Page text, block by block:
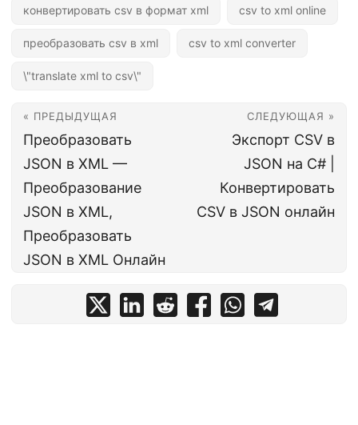
конвертировать csv в формат xml csv to xml online
преобразовать csv в xml csv to xml converter
\"translate xml to csv\"
« ПРЕДЫДУЩАЯ
Преобразовать
JSON в XML —
Преобразование
JSON в XML,
Преобразовать
JSON в XML Онлайн
СЛЕДУЮЩАЯ »
Экспорт CSV в
JSON на C# |
Конвертировать
CSV в JSON онлайн